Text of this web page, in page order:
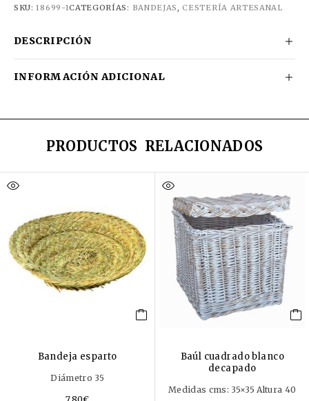
SKU:18699-1CATEGORÍAS: BANDEJAS, CESTERÍA ARTESANAL
DESCRIPCIÓN
INFORMACIÓN ADICIONAL
PRODUCTOS RELACIONADOS
Bandeja esparto
Diámetro 35
Baúl cuadrado blanco
decapado
Medidas cms: 35×35 Altura 40